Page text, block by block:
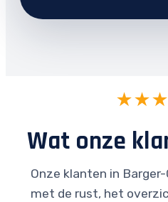
Wat onze
Onze klanten in
met de rust, het